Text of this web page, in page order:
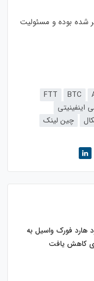
شده بوده و مسئولیت
BTC
FTT
اینفینیتی
چین لینک
هارد فورک واسیل به